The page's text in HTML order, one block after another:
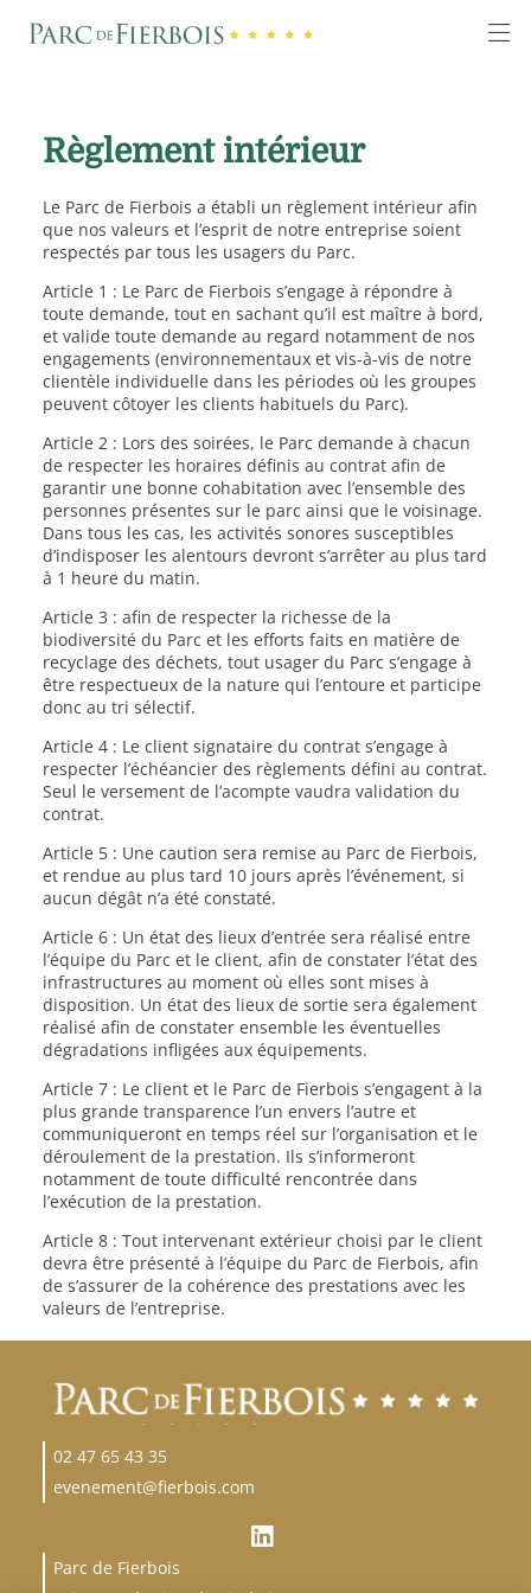
Règlement intérieur
Le Parc de Fierbois a établi un règlement intérieur afin
que nos valeurs et l’esprit de notre entreprise soient
respectés par tous les usagers du Parc.
Article 1 : Le Parc de Fierbois s’engage à répondre à
toute demande, tout en sachant qu’il est maître à bord,
et valide toute demande au regard notamment de nos
engagements (environnementaux et vis-à-vis de notre
clientèle individuelle dans les périodes où les groupes
peuvent côtoyer les clients habituels du Parc).
Article 2 : Lors des soirées, le Parc demande à chacun
de respecter les horaires définis au contrat afin de
garantir une bonne cohabitation avec l’ensemble des
personnes présentes sur le parc ainsi que le voisinage.
Dans tous les cas, les activités sonores susceptibles
d’indisposer les alentours devront s’arrêter au plus tard
à 1 heure du matin.
Article 3 : afin de respecter la richesse de la
biodiversité du Parc et les efforts faits en matière de
recyclage des déchets, tout usager du Parc s’engage à
être respectueux de la nature qui l’entoure et participe
donc au tri sélectif.
Article 4 : Le client signataire du contrat s’engage à
respecter l’échéancier des règlements défini au contrat.
Seul le versement de l’acompte vaudra validation du
contrat.
Article 5 : Une caution sera remise au Parc de Fierbois,
et rendue au plus tard 10 jours après l’événement, si
aucun dégât n’a été constaté.
Article 6 : Un état des lieux d’entrée sera réalisé entre
l’équipe du Parc et le client, afin de constater l’état des
infrastructures au moment où elles sont mises à
disposition. Un état des lieux de sortie sera également
réalisé afin de constater ensemble les éventuelles
dégradations infligées aux équipements.
Article 7 : Le client et le Parc de Fierbois s’engagent à la
plus grande transparence l’un envers l’autre et
communiqueront en temps réel sur l’organisation et le
déroulement de la prestation. Ils s’informeront
notamment de toute difficulté rencontrée dans
l’exécution de la prestation.
Article 8 : Tout intervenant extérieur choisi par le client
devra être présenté à l’équipe du Parc de Fierbois, afin
de s’assurer de la cohérence des prestations avec les
valeurs de l’entreprise.
02 47 65 43 35
evenement@fierbois.com
Parc de Fierbois